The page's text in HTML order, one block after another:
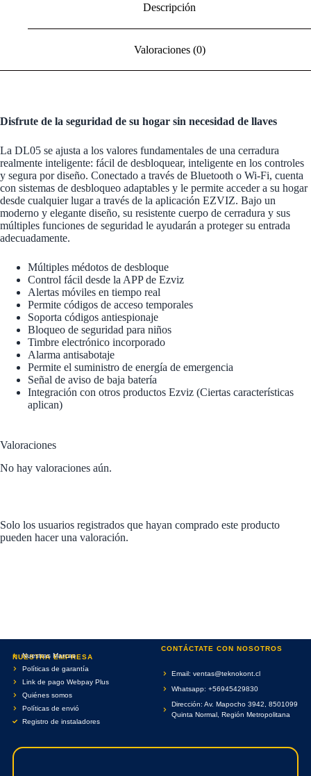
Descripción
Valoraciones (0)
Disfrute de la seguridad de su hogar sin necesidad de llaves
La DL05 se ajusta a los valores fundamentales de una cerradura
realmente inteligente: fácil de desbloquear, inteligente en los controles
y segura por diseño. Conectado a través de Bluetooth o Wi-Fi, cuenta
con sistemas de desbloqueo adaptables y le permite acceder a su hogar
desde cualquier lugar a través de la aplicación EZVIZ. Bajo un
moderno y elegante diseño, su resistente cuerpo de cerradura y sus
múltiples funciones de seguridad le ayudarán a proteger su entrada
adecuadamente.
Múltiples médotos de desbloque
Control fácil desde la APP de Ezviz
Alertas móviles en tiempo real
Permite códigos de acceso temporales
Soporta códigos antiespionaje
Bloqueo de seguridad para niños
Timbre electrónico incorporado
Alarma antisabotaje
Permite el suministro de energía de emergencia
Señal de aviso de baja batería
Integración con otros productos Ezviz (Ciertas características
aplican)
Valoraciones
No hay valoraciones aún.
Solo los usuarios registrados que hayan comprado este producto
pueden hacer una valoración.
NUESTRA EMPRESA
Nuestras Marcas
Políticas de garantía
Link de pago Webpay Plus
Quiénes somos
Políticas de envió
Registro de instaladores
CONTÁCTATE CON NOSOTROS
Email: ventas@teknokont.cl
Whatsapp: +56945429830
Dirección: Av. Mapocho 3942, 8501099
Quinta Normal, Región Metropolitana